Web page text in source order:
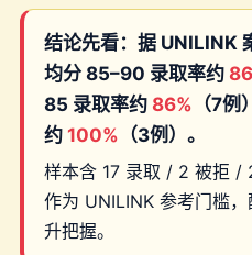
结论先看：据 UNILINK
均分 85–90 录取率约
85 录取率约 86% （7
约 100% （3例）。
样本含 17 录取 / 2 被拒 /
作为 UNILINK 参考门槛
升把握。